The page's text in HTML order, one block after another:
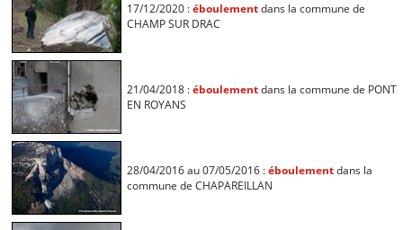
17/12/2020 :éboulementdans la commune de
CHAMP SUR DRAC
21/04/2018 :éboulementdans la commune de PONT
EN ROYANS
28/04/2016 au 07/05/2016 :éboulementdans la
commune de CHAPAREILLAN